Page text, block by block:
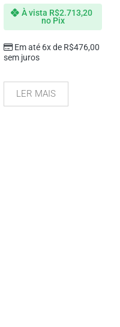
Em até 6x de R$476,00
sem juros
À vista R$2.713,20
no Pix
LER MAIS